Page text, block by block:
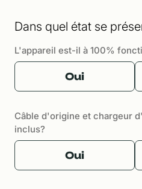
Dans quel état se
L'appareil est-il à 100%
Oui
Câble d'origine et chargeur
inclus?
Oui